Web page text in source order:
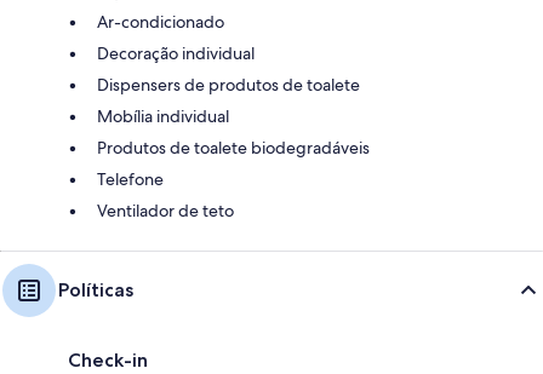
Ar-condicionado
Decoração individual
Dispensers de produtos de toalete
Mobília individual
Produtos de toalete biodegradáveis
Telefone
Ventilador de teto
Políticas
Check-in